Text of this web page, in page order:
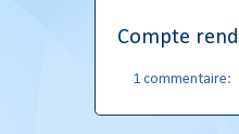
Compte
1 commentaire: